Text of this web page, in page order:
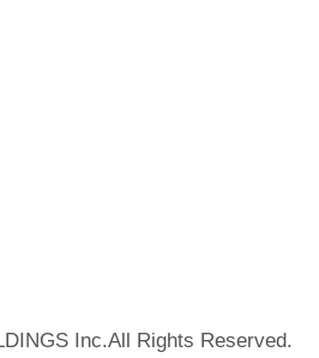
Inc.All Rights Reserved.